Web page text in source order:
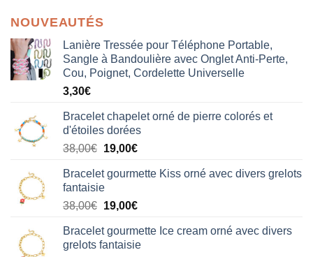
NOUVEAUTÉS
Lanière Tressée pour Téléphone Portable,
Sangle à Bandoulière avec Onglet Anti-Perte,
Cou, Poignet, Cordelette Universelle
3,30€
Bracelet chapelet orné de pierre colorés et
d'étoiles dorées
38,00€ Le
initial
était :
38,00€.
19,00€Le
actuel
19,00€.
Bracelet gourmette Kiss orné avec divers grelots
fantaisie
38,00€ Le
initial
était :
19,00€Le
actuel
est :
Bracelet gourmette Ice cream orné avec divers
grelots fantaisie